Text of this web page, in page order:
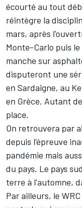
écourté au tout
réintègre la
mars, après
Monte-Carlo puis le
manche sur
disputeront une
en Sardaigne, au
en Grèce. Autant
place.
On retrouvera par
depuis l'épreuve
pandémie mais
du pays. Le pays
terre à l'automne,
Par ailleurs, le